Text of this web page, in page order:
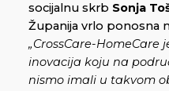
socijalnu skrb Sonja
Županija vrlo ponosna
„CrossCare-HomeCare
inovacija koju na
nismo imali u takvom